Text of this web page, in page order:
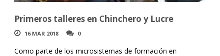
Primeros talleres en Chinchero y Lucre
16 MAR 2018 0
Como parte de los microsistemas de formación en